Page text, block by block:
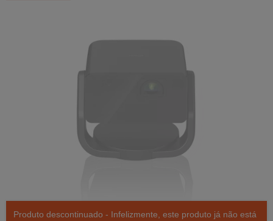
Produto descontinuado - Infelizmente, este produto já não está